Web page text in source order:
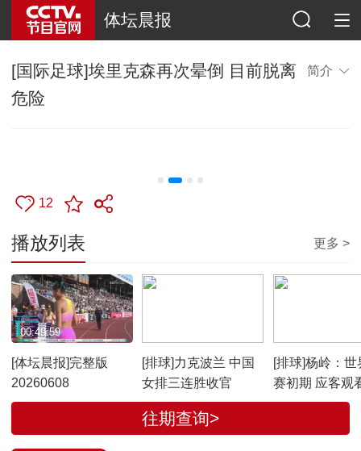
体坛晨报
[国际足球]埃里克森再次晕倒 目前脱离
危险
简介
12
播放列表 更多 >
[体坛晨报]完整版
20260608
00:49:59
[排球]力克波兰 中国
女排三连胜收官
[排球]杨岭：世
赛初期 应客观
绩
往期查询>